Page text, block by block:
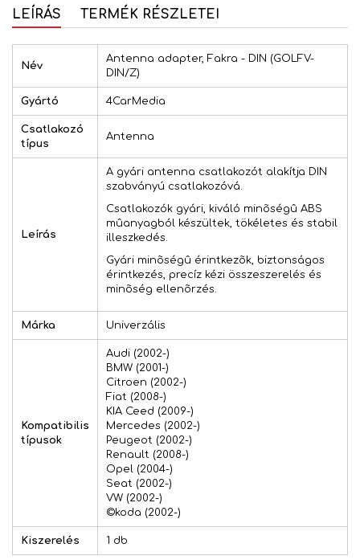
LEÍRÁS TERMÉK RÉSZLETEI
Név
Antenna adapter, Fakra - DIN (GOLFV-
DIN/Z)
Gyártó 4CarMedia
Csatlakozó
típus
Antenna
Leírás
A gyári antenna csatlakozót alakítja DIN
szabványú csatlakozóvá.
Csatlakozók gyári, kiváló minõségû ABS
mûanyagból készültek, tökéletes és stabil
illeszkedés.
Gyári minõségû érintkezõk, biztonságos
érintkezés, precíz kézi összeszerelés és
minõség ellenõrzés.
Márka Univerzális
Kompatibilis
típusok
Audi (2002-)
BMW (2001-)
Citroen (2002-)
Fiat (2008-)
KIA Ceed (2009-)
Mercedes (2002-)
Peugeot (2002-)
Renault (2008-)
Opel (2004-)
Seat (2002-)
VW (2002-)
©koda (2002-)
Kiszerelés 1 db